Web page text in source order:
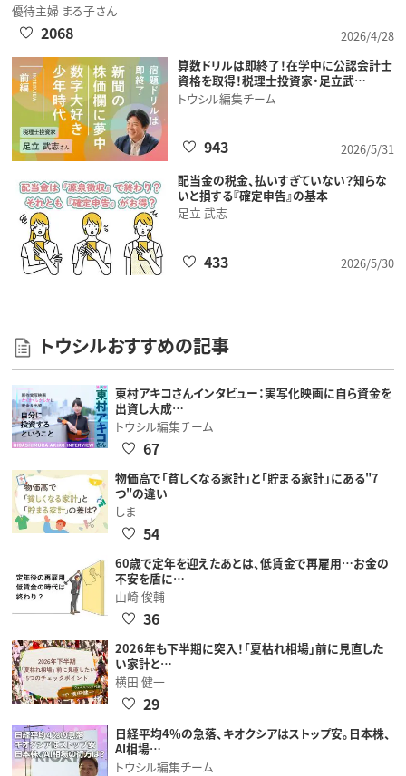
優待主婦 まる子さん
2026/4/28
2068
算数ドリルは即終了！在学中に公認会計士
資格を取得！税理士投資家・足立武…
トウシル編集チーム
2026/5/31
943
配当金の税金、払いすぎていない？知らな
いと損する『確定申告』の基本
足立 武志
2026/5/30
433
トウシルおすすめの記事
東村アキコさんインタビュー：実写化映画に自ら資金を
出資し大成…
トウシル編集チーム
67
物価高で「貧しくなる家計」と「貯まる家計」にある"7
つ"の違い
しま
54
60歳で定年を迎えたあとは、低賃金で再雇用…お金の
不安を盾に…
山崎 俊輔
36
2026年も下半期に突入！「夏枯れ相場」前に見直した
い家計と…
横田 健一
29
日経平均4％の急落、キオクシアはストップ安。日本株、
AI相場…
トウシル編集チーム